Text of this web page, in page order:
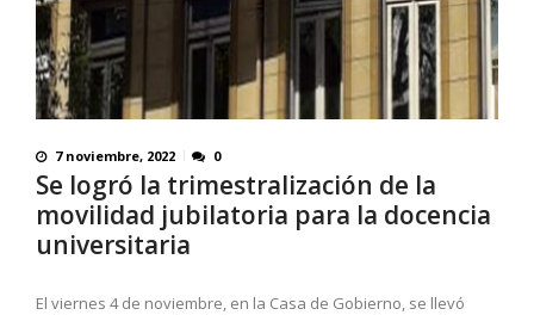
7 noviembre, 2022 0
Se logró la trimestralización de la
movilidad jubilatoria para la docencia
universitaria
El viernes 4 de noviembre, en la Casa de Gobierno, se llevó